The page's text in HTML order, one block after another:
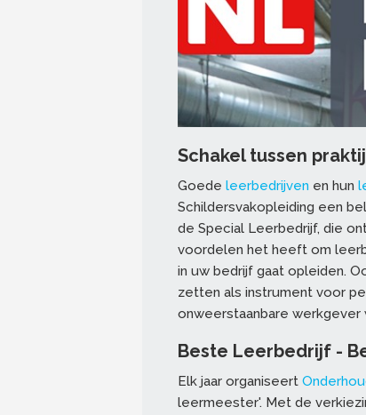
Schakel tussen
Goede leerbedrijven en hun
Schildersvakopleiding een
de Special Leerbedrijf, die
voordelen het heeft om
in uw bedrijf gaat opleiden.
zetten als instrument voor
onweerstaanbare
Beste Leerbedrijf -
Elk jaar organiseert
leermeester'. Met de